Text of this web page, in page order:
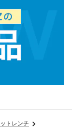
トレンチ